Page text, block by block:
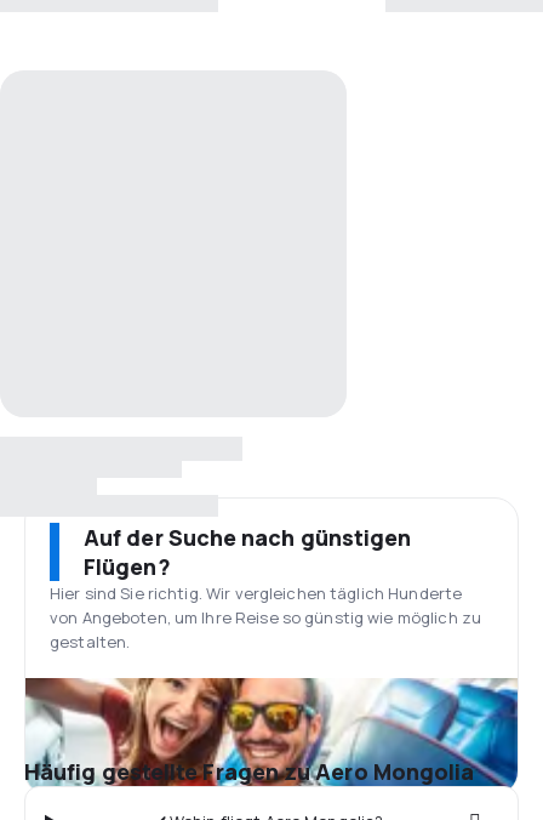
Auf der Suche nach günstigen
Flügen?
Hier sind Sie richtig. Wir vergleichen täglich Hunderte
von Angeboten, um Ihre Reise so günstig wie möglich zu
gestalten.
Häufig gestellte Fragen zu Aero Mongolia